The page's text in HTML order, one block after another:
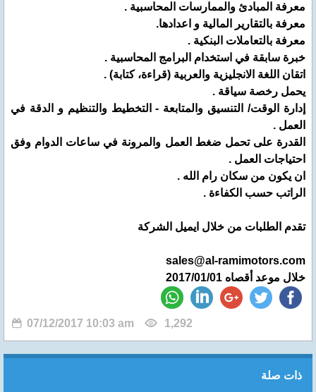
معرفة المبادئ والممارسات المحاسبية .
معرفة بالتقارير المالية و اعدادها.
معرفة بالتعاملات البنكية .
خبرة سابقة في استخدام البرامج المحاسبية .
اتقان اللغة الانجليزية والعربية (قراءة، كتابة) .
يحمل رخصة سياقة .
إدارة الوقت/ التنسيق والمتابعة - التخطيط والتنظيم و الدقة في
العمل .
القدرة على تحمل ضغط العمل والمرونة في ساعات الدوام وفق
احتياجات العمل .
ان يكون من سكان رام الله .
الراتب حسب الكفاءة .
تقدم الطلبات من خلال ايميل الشركة
sales@al-ramimotors.com
خلال موعد أقصاه 2017/01/01
07/12/2017 10:03 am 1,292
ذات صلة